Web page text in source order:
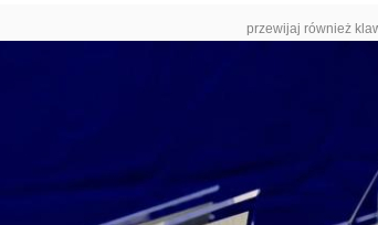
przewijaj również